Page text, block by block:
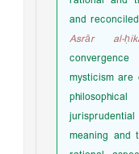
and
Asrār al-
mysticism
meaning